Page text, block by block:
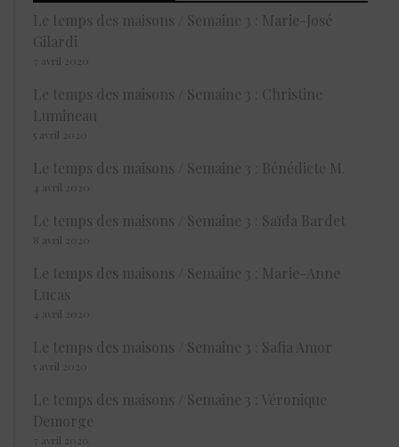
Le temps des maisons / Semaine 3 : Marie-José
Gilardi
7 avril 2020
Le temps des maisons / Semaine 3 : Christine
Lumineau
5 avril 2020
Le temps des maisons / Semaine 3 : Bénédicte M.
4 avril 2020
Le temps des maisons / Semaine 3 : Saïda Bardet
8 avril 2020
Le temps des maisons / Semaine 3 : Marie-Anne
Lucas
4 avril 2020
Le temps des maisons / Semaine 3 : Safia Amor
5 avril 2020
Le temps des maisons / Semaine 3 : Véronique
Demorge
7 avril 2020